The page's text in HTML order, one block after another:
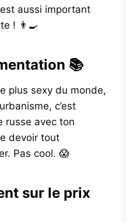
aussi important
! 👨‍🍳
📚
plus sexy du monde,
c’est
russe avec ton
devoir tout
Pas cool. 😱
sur le prix